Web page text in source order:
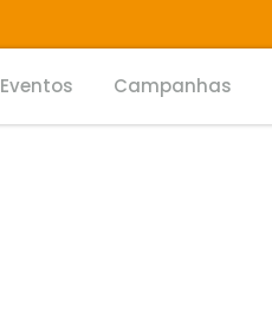
Eventos Campanhas